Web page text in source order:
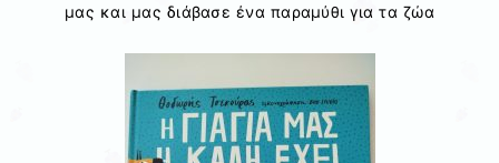
μας και μας διάβασε ένα παραμύθι για τα ζώα